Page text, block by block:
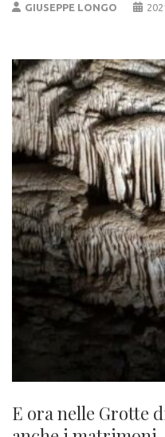
GIUSEPPE LONGO
E ora nelle Grotte